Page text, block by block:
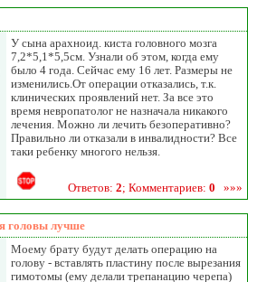
У сына арахноид. киста головного мозга
7,2*5,1*5,5см. Узнали об этом, когда ему
было 4 года. Сейчас ему 16 лет. Размеры не
изменились.От операции отказались, т.к.
клинических проявлений нет. За все это
время невропатолог не назначала никакого
лечения. Можно ли лечить безоперативно?
Правильно ли отказали в инвалидности? Все
таки ребенку многого нельзя.
Ответов: 2; Комментариев: 0 »»»
головы лучше
Моему брату будут делать операцию на
голову - вставлять пластину после вырезания
гимотомы (ему делали трепанацию черепа)